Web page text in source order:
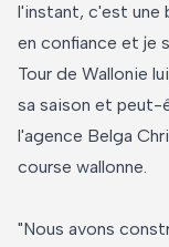
l'instant, c'est une
en confiance et je
Tour de Wallonie
sa saison et peut-
l'agence Belga
course wallonne.
"Nous avons